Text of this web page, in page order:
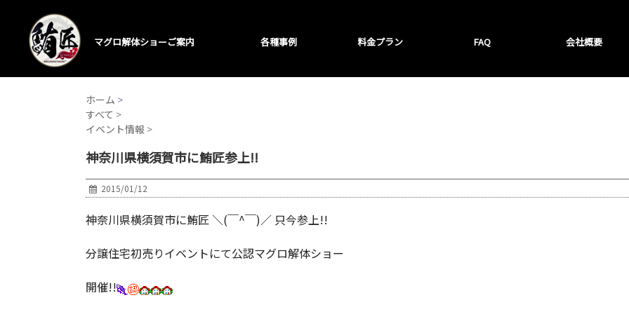
マグロ解体ショーご案内 各種事例 料金プラン FAQ 会社概要
ホーム >
すべて >
イベント情報 >
神奈川県横須賀市に鮪匠参上!!
2015/01/12
神奈川県横須賀市に鮪匠 ＼(￣^￣)／ 只今参上!!
分譲住宅初売りイベントにて公認マグロ解体ショー
開催!!